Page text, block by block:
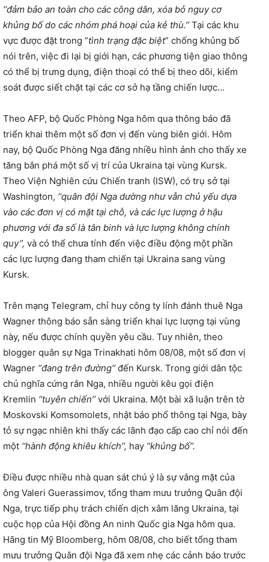
‘‘đảm bảo an toàn cho các công dân, xóa bỏ nguy cơ
khủng bố do các nhóm phá hoại của kẻ thù.’’Tại các khu
vực được đặt trong ”tình trạng đặc biệt” chống khủng bố
nói trên, việc đi lại bị giới hạn, các phương tiện giao thông
có thể bị trưng dụng, điện thoại có thể bị theo dõi, kiểm
soát được siết chặt tại các cơ sở hạ tầng chiến lược…
Theo AFP, bộ Quốc Phòng Nga hôm qua thông báo đã
triển khai thêm một số đơn vị đến vùng biên giới. Hôm
nay, bộ Quốc Phòng Nga đăng nhiều hình ảnh cho thấy xe
tăng bắn phá một số vị trí của Ukraina tại vùng Kursk.
Theo Viện Nghiên cứu Chiến tranh (ISW), có trụ sở tại
Washington, ‘‘quân đội Nga dường như vẫn chủ yếu dựa
vào các đơn vị có mặt tại chỗ, và các lực lượng ở hậu
phương với đa số là tân binh và lực lượng không chính
quy’’, và có thể chưa tính đến việc điều động một phần
các lực lượng đang tham chiến tại Ukraina sang vùng
Kursk.
Trên mạng Telegram, chỉ huy công ty lính đánh thuê Nga
Wagner thông báo sẵn sàng triển khai lực lượng tại vùng
này, nếu được chính quyền yêu cầu. Tuy nhiên, theo
blogger quân sự Nga Trinakhati hôm 08/08, một số đơn vị
Wagner ‘‘đang trên đường’’đến Kursk. Trong giới dân tộc
chủ nghĩa cứng rắn Nga, nhiều người kêu gọi điện
Kremlin ‘‘tuyên chiến’’với Ukraina. Một bài xã luận trên tờ
Moskovski Komsomolets, nhật báo phổ thông tại Nga, bày
tỏ sự ngạc nhiên khi thấy các lãnh đạo cấp cao chỉ nói đến
một ‘‘hành động khiêu khích’’, hay ‘‘khủng bố’’.
Điều được nhiều nhà quan sát chú ý là sự vắng mặt của
ông Valeri Guerassimov, tổng tham mưu trưởng Quân đội
Nga, trực tiếp phụ trách chiến dịch xâm lăng Ukraina, tại
cuộc họp của Hội đồng An ninh Quốc gia Nga hôm qua.
Hãng tin Mỹ Bloomberg, hôm 08/08, cho biết tổng tham
mưu trưởng Quân đội Nga đã xem nhẹ các cảnh báo trước